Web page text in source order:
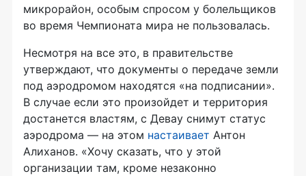
микрорайон, особым спросом у болельщиков
во время Чемпионата мира не пользовалась.
Несмотря на все это, в правительстве
утверждают, что документы о передаче земли
под аэродромом находятся «на подписании».
В случае если это произойдет и территория
достанется властям, с Девау снимут статус
аэродрома — на этом настаивает Антон
Алиханов. «Хочу сказать, что у этой
организации там, кроме незаконно